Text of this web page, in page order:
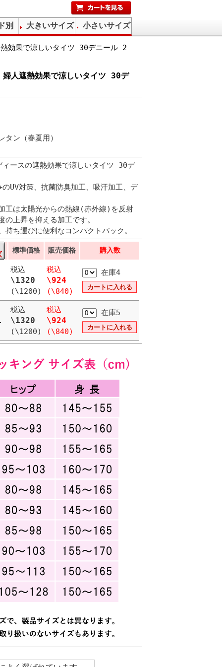
効果で涼しいタイツ 30デニール 2
人遮熱効果で涼しいタイツ 30デ
タン（春夏用）
ィースの遮熱効果で涼しいタイツ 30デ
UV対策、抗菌防臭加工、吸汗加工、デ
工は太陽光からの熱線(赤外線)を反射
の上昇を抑える加工です。
持ち運びに便利なコンパクトパック。
標準価格 販売価格 購入数
税込
\1320
(\1200)
税込
\924
(\840)
在庫4
税込
\1320
(\1200)
税込
\924
(\840)
在庫5
別 大きいサイズ 小さいサイズ